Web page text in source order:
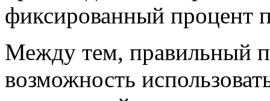
фиксированный процент
Между тем, правильный
возможность